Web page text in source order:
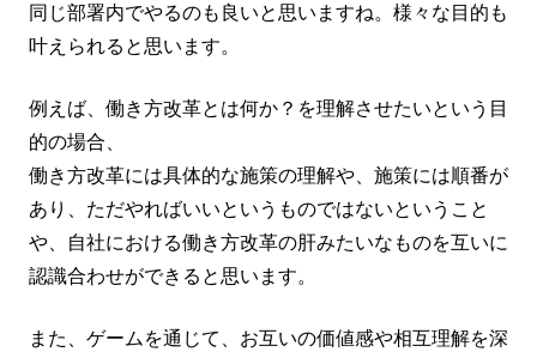
同じ部署内でやるのも良いと思いますね。様々な目的も
叶えられると思います。
例えば、働き方改革とは何か？を理解させたいという目
的の場合、
働き方改革には具体的な施策の理解や、施策には順番が
あり、ただやればいいというものではないということ
や、自社における働き方改革の肝みたいなものを互いに
認識合わせができると思います。
また、ゲームを通じて、お互いの価値感や相互理解を深